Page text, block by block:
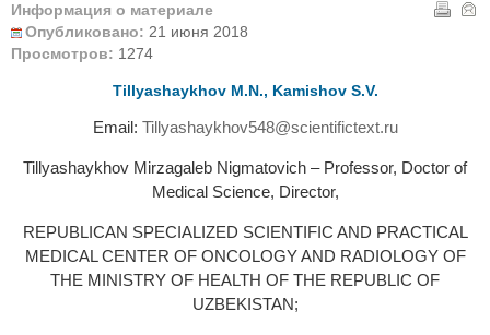
Информация о материале
Опубликовано: 21 июня 2018
Просмотров: 1274
Tillyashaykhov M.N., Kamishov S.V.
Email: Tillyashaykhov548@scientifictext.ru
Tillyashaykhov Mirzagaleb Nigmatovich – Professor, Doctor of
Medical Science, Director,
REPUBLICAN SPECIALIZED SCIENTIFIC AND PRACTICAL
MEDICAL CENTER OF ONCOLOGY AND RADIOLOGY OF
THE MINISTRY OF HEALTH OF THE REPUBLIC OF
UZBEKISTAN;